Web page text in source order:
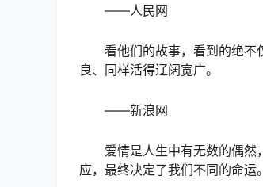
——人民网
看他们的故事，看到的绝不
良、同样活得辽阔宽广。
——新浪网
爱情是人生中有无数的偶
应，最终决定了我们不同的命运。